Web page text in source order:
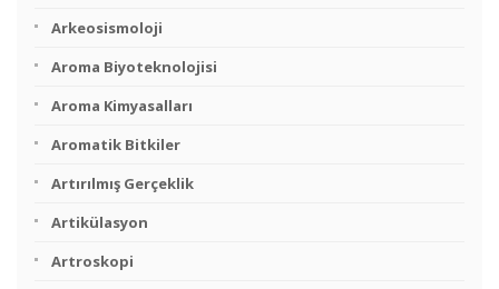
Arkeosismoloji
Aroma Biyoteknolojisi
Aroma Kimyasalları
Aromatik Bitkiler
Artırılmış Gerçeklik
Artikülasyon
Artroskopi